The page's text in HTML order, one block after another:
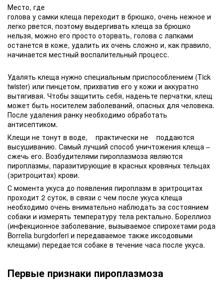
Место, где
голова у самки клеща переходит в брюшко, очень нежное и
легко рвется, поэтому выдергивать клеща за брюшко
нельзя, можно его просто оторвать, голова с лапками
останется в коже, удалить их очень сложно и, как правило,
начинается местный воспалительный процесс.
Удалять клеща нужно специальным приспособлением (Tick
twister) или пинцетом, прихватив его у кожи и аккуратно
вытягивая. Чтобы защитить себя, наденьте перчатки, клещ
может быть носителем заболеваний, опасных для человека.
После удаления ранку необходимо обработать
антисептиком.
Клещи не тонут в воде, практически не поддаются
высушиванию. Самый лучший способ уничтожения клеща –
сжечь его. Возбудителями пироплазмоза являются
пироплазмы, паразитирующие в красных кровяных тельцах
(эритроцитах) крови.
С момента укуса до появления пироплазм в эритроцитах
проходит 2 суток, в связи с чем после укуса клеща
необходимо очень внимательно наблюдать за состоянием
собаки и измерять температуру тела ректально. Бореллиоз
(инфекционное заболевание, вызываемое спирохетами рода
Borrelia burgdorferi и передаваемое также иксодовыми
клещами) передается собаке в течение часа после укуса.
Первые признаки пироплазмоза